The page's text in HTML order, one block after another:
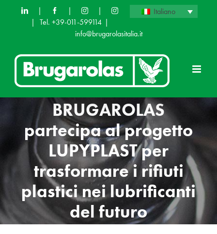
Italiano
| |
|
|
Tel. +39-011-599114 |
info@brugarolasitalia.it
BRUGAROLAS
partecipa al progetto
LUPYPLAST per
trasformare i rifiuti
plastici nei lubrificanti
del futuro